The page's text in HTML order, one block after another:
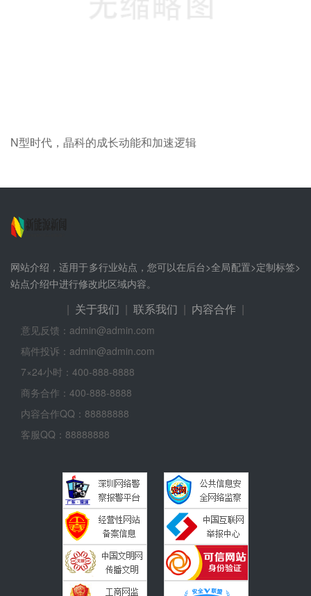
N型时代，晶科的成长动能和加速逻辑
网站介绍，适用于多行业站点，您可以在后台>全局配置>定制标签>
站点介绍中进行修改此区域内容。
| 关于我们 | 联系我们 | 内容合作 |
意见反馈：admin@admin.com
稿件投诉：admin@admin.com
7×24小时：400-888-8888
商务合作：400-888-8888
内容合作QQ：88888888
客服QQ：88888888